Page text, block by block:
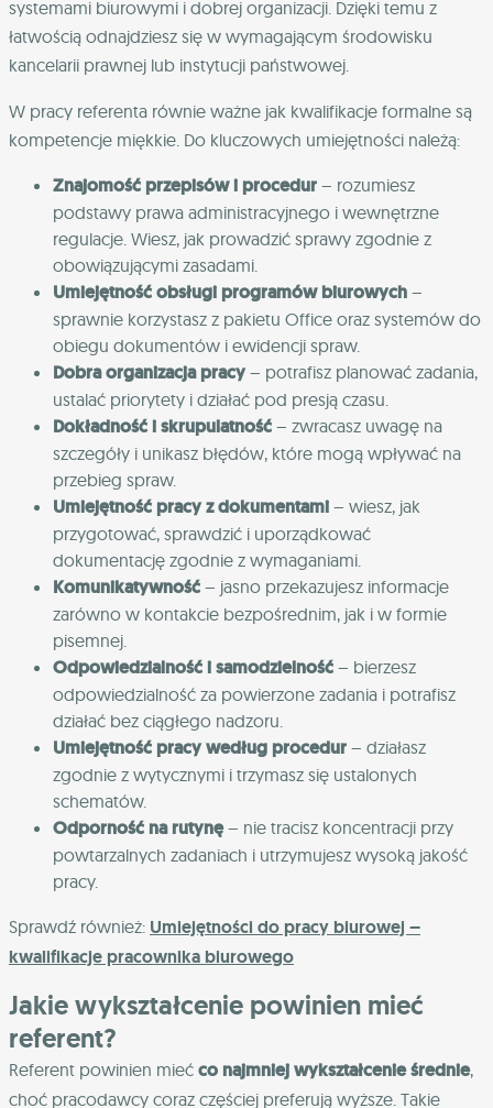
systemami biurowymi i dobrej organizacji. Dzięki temu z
łatwością odnajdziesz się w wymagającym środowisku
kancelarii prawnej lub instytucji państwowej.
W pracy referenta równie ważne jak kwalifikacje formalne są
kompetencje miękkie. Do kluczowych umiejętności należą:
Znajomość przepisów i procedur – rozumiesz
podstawy prawa administracyjnego i wewnętrzne
regulacje. Wiesz, jak prowadzić sprawy zgodnie z
obowiązującymi zasadami.
Umiejętność obsługi programów biurowych –
sprawnie korzystasz z pakietu Office oraz systemów do
obiegu dokumentów i ewidencji spraw.
Dobra organizacja pracy – potrafisz planować zadania,
ustalać priorytety i działać pod presją czasu.
Dokładność i skrupulatność – zwracasz uwagę na
szczegóły i unikasz błędów, które mogą wpływać na
przebieg spraw.
Umiejętność pracy z dokumentami – wiesz, jak
przygotować, sprawdzić i uporządkować
dokumentację zgodnie z wymaganiami.
Komunikatywność – jasno przekazujesz informacje
zarówno w kontakcie bezpośrednim, jak i w formie
pisemnej.
Odpowiedzialność i samodzielność – bierzesz
odpowiedzialność za powierzone zadania i potrafisz
działać bez ciągłego nadzoru.
Umiejętność pracy według procedur – działasz
zgodnie z wytycznymi i trzymasz się ustalonych
schematów.
Odporność na rutynę– nie tracisz koncentracji przy
powtarzalnych zadaniach i utrzymujesz wysoką jakość
pracy.
Sprawdź również: Umiejętności do pracy biurowej –
kwalifikacje pracownika biurowego
Jakie wykształcenie powinien mieć
referent?
Referent powinien mieć co najmniej wykształcenie średnie,
choć pracodawcy coraz częściej preferują wyższe. Takie